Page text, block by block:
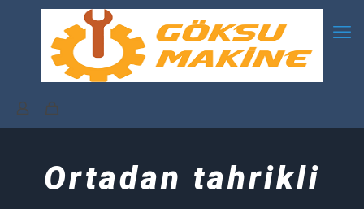
Ortadan tahrikli